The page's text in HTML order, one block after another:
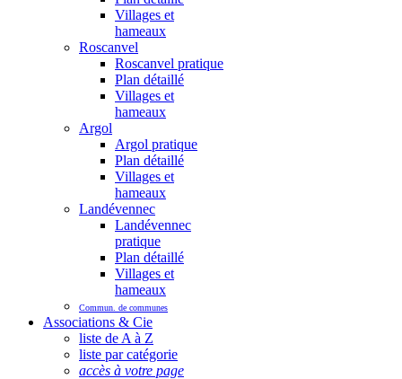
Villages et
hameaux
Roscanvel
Roscanvel pratique
Plan détaillé
Villages et
hameaux
Argol
Argol pratique
Plan détaillé
Villages et
hameaux
Landévennec
Landévennec
pratique
Plan détaillé
Villages et
hameaux
Commun. de communes
Associations & Cie
liste de A à Z
liste par catégorie
accès à votre page